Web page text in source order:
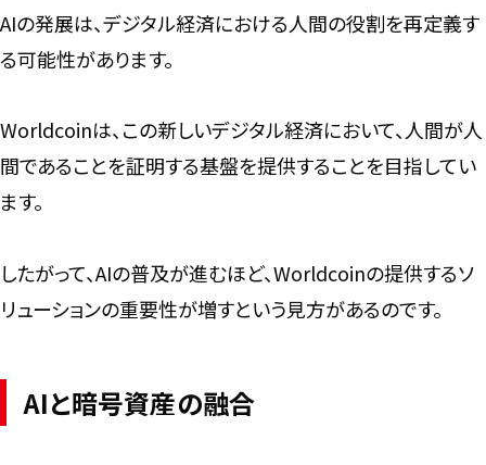
AIの発展は、デジタル経済における人間の役割を再定義す
る可能性があります。
Worldcoinは、この新しいデジタル経済において、人間が人
間であることを証明する基盤を提供することを目指してい
ます。
したがって、AIの普及が進むほど、Worldcoinの提供するソ
リューションの重要性が増すという見方があるのです。
AIと暗号資産の融合